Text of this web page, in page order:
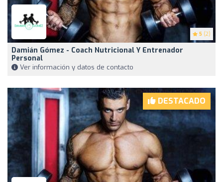
5 (2)
Damián Gómez - Coach Nutricional Y Entrenador
Personal
Ver información y datos de contacto
DESTACADO